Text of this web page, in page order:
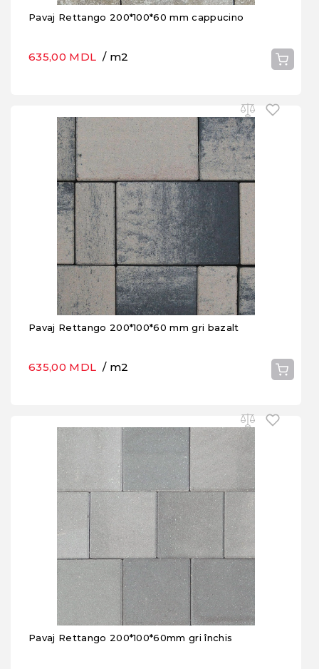
Pavaj Rettango 200*100*60 mm cappucino
635,00 MDL / m2
Pavaj Rettango 200*100*60 mm gri bazalt
635,00 MDL / m2
Pavaj Rettango 200*100*60mm gri închis